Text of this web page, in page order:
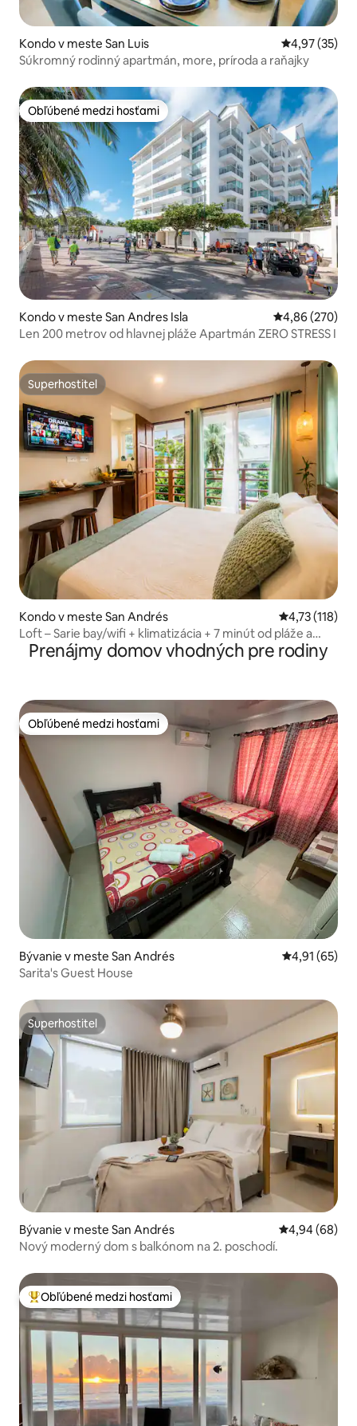
Kondo v meste San Luis Priemerné
4,97 (35)
Súkromný rodinný apartmán, more, príroda a raňajky
Obľúbené medzi hosťami
Obľúbené medzi hosťami
Kondo v meste San Andres Isla Priemerné
4,86 (270)
Len 200 metrov od hlavnej pláže Apartmán ZERO STRESS I
Superhostiteľ
Superhostiteľ
Kondo v meste San Andrés Priemerné
4,73 (118)
Loft – Sarie bay/wifi + klimatizácia + 7 minút od pláže a
centra
Prenájmy domov vhodných pre rodiny
Obľúbené medzi hosťami
Obľúbené medzi hosťami
Bývanie v meste San Andrés Priemerné
4,91 (65)
Sarita's Guest House
Superhostiteľ
Superhostiteľ
Bývanie v meste San Andrés Priemerné
4,94 (68)
Nový moderný dom s balkónom na 2. poschodí.
Najobľúbenejšie medzi hosťami
Obľúbené medzi hosťami